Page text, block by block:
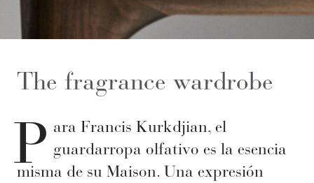
The fragrance wardrobe
P ara Francis Kurkdjian, el
guardarropa olfativo es la esencia
misma de su Maison. Una expresión